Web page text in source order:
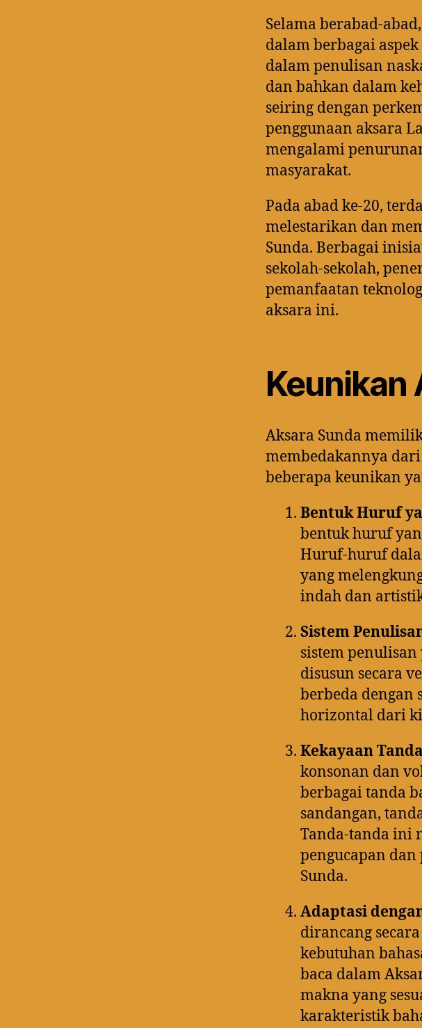
Selama berabad-
dalam berbagai
dalam penulisan
dan bahkan dalam
seiring dengan
penggunaan aksara
mengalami
masyarakat.
Pada abad ke-20,
melestarikan dan
Sunda. Berbagai
sekolah-sekolah,
pemanfaatan
aksara ini.
Keunikan
Aksara Sunda
membedakannya
beberapa keunikan
Bentuk Huruf
bentuk huruf
Huruf-huruf
yang
indah dan
Sistem
sistem
disusun secara
berbeda dengan
horizontal dari
Kekayaan
konsonan dan
berbagai tanda
sandangan,
Tanda-tanda ini
pengucapan
Sunda.
Adaptasi
dirancang
kebutuhan
baca dalam
makna yang
karakteristik